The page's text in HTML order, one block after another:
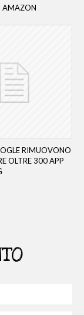
AMAZON
RIMUOVONO
OLTRE 300 APP